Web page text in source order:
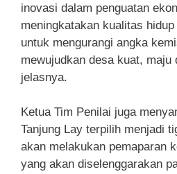
inovasi dalam penguatan
meningkatakan kualitas
untuk mengurangi angka
mewujudkan desa kuat, maju
jelasnya.
Ketua Tim Penilai juga
Tanjung Lay terpilih menjadi
akan melakukan pemaparan
yang akan diselenggarakan